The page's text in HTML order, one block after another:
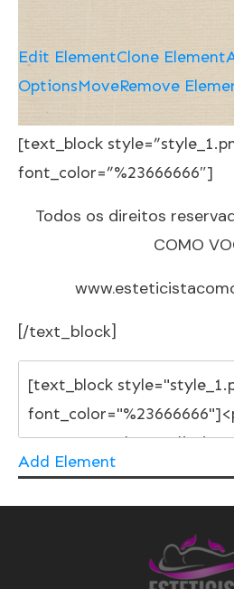
Edit ElementClone Element
OptionsMoveRemove
[text_block
font_color=”%23666666″]
Todos os direitos
COMO
[/text_block]
Add Element